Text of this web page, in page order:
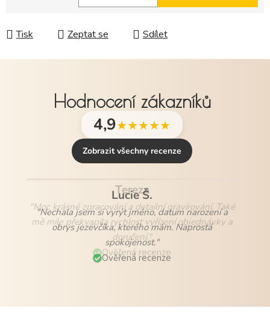
Tisk
Zeptat se Sdílet
Hodnocení zákazníků
4,9★★★★★
Zobrazit všechny recenze
Lucie Š.
"Nechala jsem si vyrýt jméno, datum narození a
obrys jezevčíka, kterého mám. Naprostá
spokojenost."
Ověřená recenze